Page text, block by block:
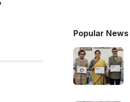
Popular News